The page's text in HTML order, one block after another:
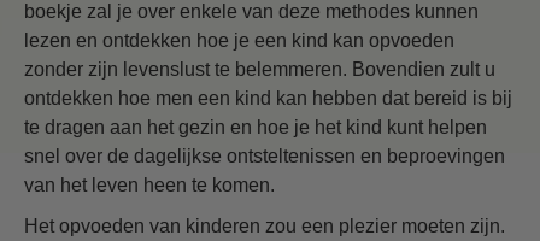
boekje zal je over enkele van deze methodes kunnen
lezen en ontdekken hoe je een kind kan opvoeden
zonder zijn levenslust te belemmeren. Bovendien zult u
ontdekken hoe men een kind kan hebben dat bereid is bij
te dragen aan het gezin en hoe je het kind kunt helpen
snel over de dagelijkse ontsteltenissen en beproevingen
van het leven heen te komen.
Het opvoeden van kinderen zou een plezier moeten zijn.